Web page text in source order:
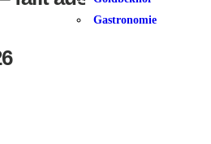
Gastronomie